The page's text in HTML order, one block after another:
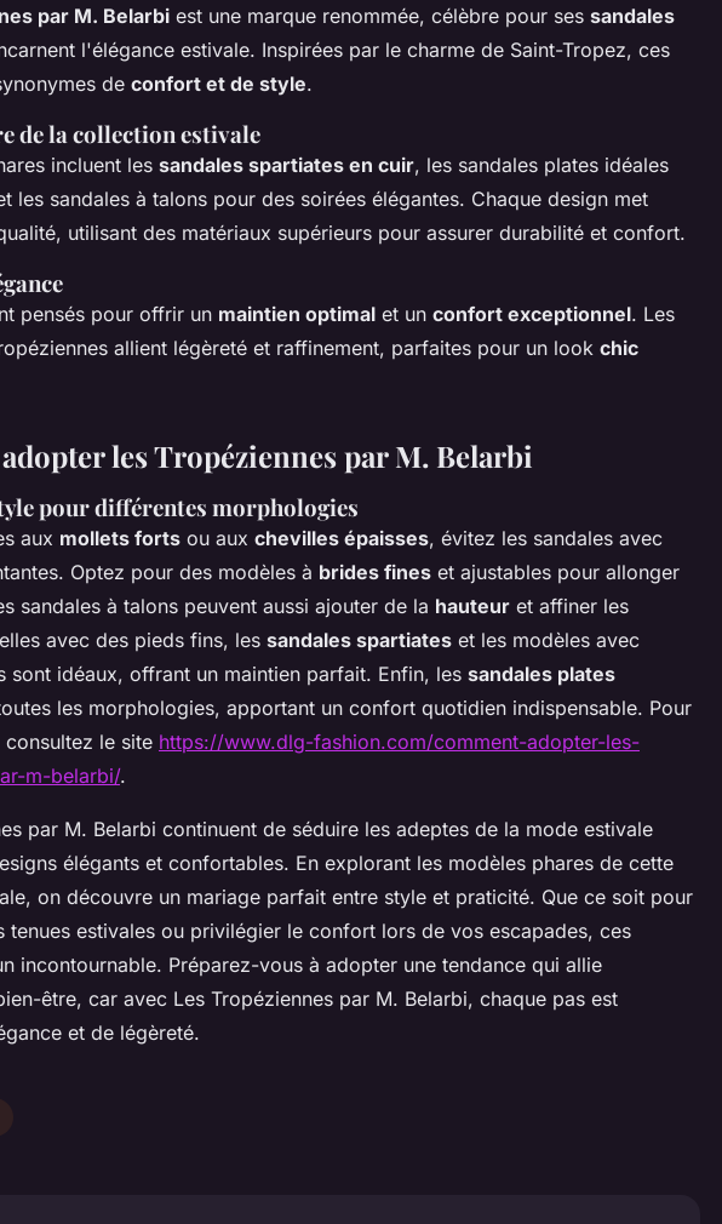
par M. Belarbi est une marque renommée, célèbre pour ses sandales
l'élégance estivale. Inspirées par le charme de Saint-Tropez, ces
de confort et de style.
de la collection estivale
incluent les sandales spartiates en cuir, les sandales plates idéales
les sandales à talons pour des soirées élégantes. Chaque design met
utilisant des matériaux supérieurs pour assurer durabilité et confort.
pensés pour offrir un maintien optimal et un confort exceptionnel. Les
allient légèreté et raffinement, parfaites pour un look chic
les Tropéziennes par M. Belarbi
pour différentes morphologies
aux mollets forts ou aux chevilles épaisses, évitez les sandales avec
Optez pour des modèles à brides fines et ajustables pour allonger
sandales à talons peuvent aussi ajouter de la hauteur et affiner les
avec des pieds fins, les sandales spartiates et les modèles avec
sont idéaux, offrant un maintien parfait. Enfin, les sandales plates
les morphologies, apportant un confort quotidien indispensable. Pour
le site https://www.dlg-fashion.com/comment-adopter-les-
m-belarbi/.
par M. Belarbi continuent de séduire les adeptes de la mode estivale
élégants et confortables. En explorant les modèles phares de cette
on découvre un mariage parfait entre style et praticité. Que ce soit pour
tenues estivales ou privilégier le confort lors de vos escapades, ces
incontournable. Préparez-vous à adopter une tendance qui allie
être, car avec Les Tropéziennes par M. Belarbi, chaque pas est
et de légèreté.